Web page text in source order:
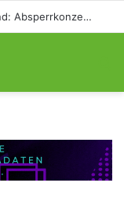
Veranstaltungssicherheit im Mittelstand: Absperrkonzepte für temporäre Außengelände